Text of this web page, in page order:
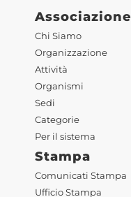
Associazione
Chi Siamo
Organizzazione
Attività
Organismi
Sedi
Categorie
Per il sistema
Stampa
Comunicati Stampa
Ufficio Stampa